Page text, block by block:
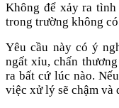
Không để xảy ra
trong trường không
Yêu cầu này có ý
ngất xỉu, chấn
ra bất cứ lúc nào.
việc xử lý sẽ chậm và